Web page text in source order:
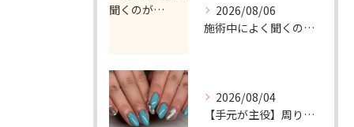
2026/08/06
施術中によく聞くのが…
2026/08/04
【手元が主役】周りと差がつく！ターコイズ×シルバーラメのアクセントネイル